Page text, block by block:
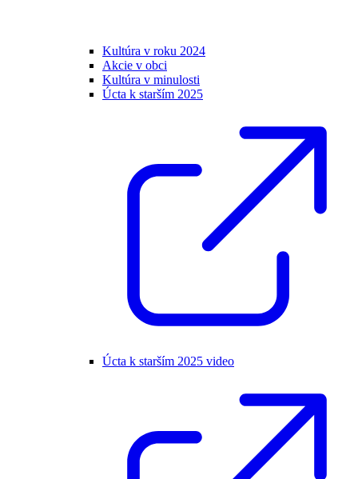
Kultúra v roku 2024
Akcie v obci
Kultúra v minulosti
Úcta k starším 2025
Úcta k starším 2025 video